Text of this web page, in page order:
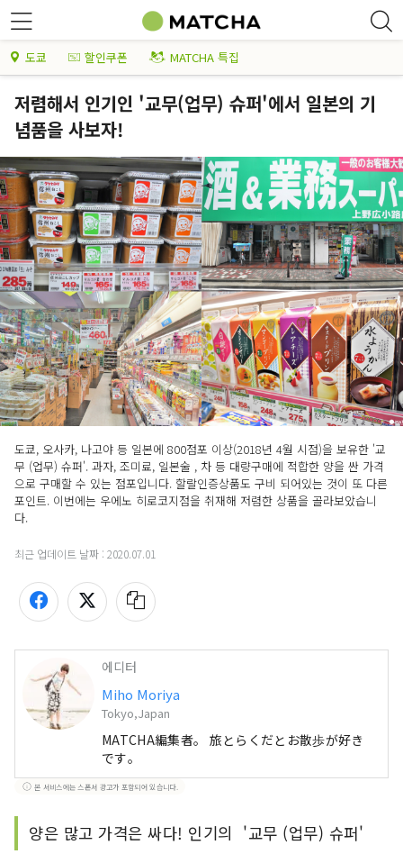
도쿄 할인쿠폰 MATCHA 특집
저렴해서 인기인 '교무(업무) 슈퍼'에서 일본의 기
념품을 사보자!
도쿄, 오사카, 나고야 등 일본에 800점포 이상(2018년 4월 시점)을 보유한 '교
무 (업무) 슈퍼'. 과자, 조미료, 일본술 , 차 등 대량구매에 적합한 양을 싼 가격
으로 구매할 수 있는 점포입니다. 할랄인증상품도 구비 되어있는 것이 또 다른
포인트. 이번에는 우에노 히로코지점을 취재해 저렴한 상품을 골라보았습니
다.
최근 업데이트 날짜 : 2020.07.01
에디터
Miho Moriya
Tokyo,Japan
MATCHA編集者。 旅とらくだとお散歩が好き
です。
본 서비스에는 스폰서 광고가 포함되어 있습니다.
양은 많고 가격은 싸다! 인기의 '교무 (업무) 슈퍼'